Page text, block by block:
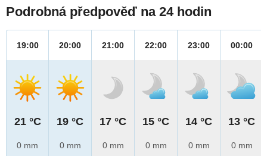
Podrobná předpověď na 24 hodin
19:00
21 °C
0 mm
20:00
19 °C
0 mm
21:00
17 °C
0 mm
22:00
15 °C
0 mm
23:00
14 °C
0 mm
00:00
13 °C
0 mm